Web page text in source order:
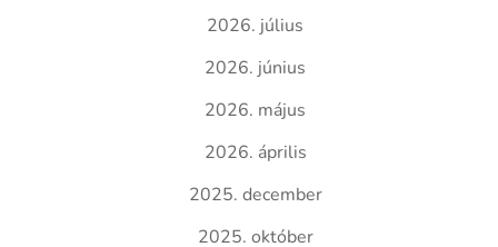
2026. július
2026. június
2026. május
2026. április
2025. december
2025. október